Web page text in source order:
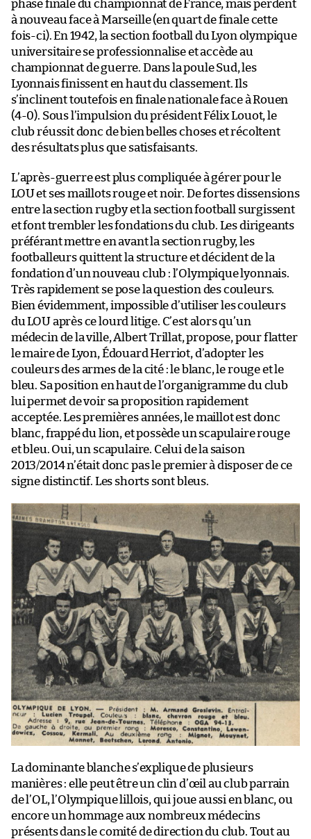
phase finale du championnat de France, mais perdent
à nouveau face à Marseille (en quart de finale cette
fois-ci). En 1942, la section football du Lyon olympique
universitaire se professionnalise et accède au
championnat de guerre. Dans la poule Sud, les
Lyonnais finissent en haut du classement. Ils
s’inclinent toutefois en finale nationale face à Rouen
(4-0). Sous l’impulsion du président Félix Louot, le
club réussit donc de bien belles choses et récoltent
des résultats plus que satisfaisants.
L’après-guerre est plus compliquée à gérer pour le
LOU et ses maillots rouge et noir. De fortes dissensions
entre la section rugby et la section football surgissent
et font trembler les fondations du club. Les dirigeants
préférant mettre en avant la section rugby, les
footballeurs quittent la structure et décident de la
fondation d’un nouveau club : l’Olympique lyonnais.
Très rapidement se pose la question des couleurs.
Bien évidemment, impossible d’utiliser les couleurs
du LOU après ce lourd litige. C’est alors qu’un
médecin de la ville, Albert Trillat, propose, pour flatter
le maire de Lyon, Édouard Herriot, d’adopter les
couleurs des armes de la cité : le blanc, le rouge et le
bleu. Sa position en haut de l’organigramme du club
lui permet de voir sa proposition rapidement
acceptée. Les premières années, le maillot est donc
blanc, frappé du lion, et possède un scapulaire rouge
et bleu. Oui, un scapulaire. Celui de la saison
2013/2014 n’était donc pas le premier à disposer de ce
signe distinctif. Les shorts sont bleus.
La dominante blanche s’explique de plusieurs
manières : elle peut être un clin d’œil au club parrain
de l’OL, l’Olympique lillois, qui joue aussi en blanc, ou
encore un hommage aux nombreux médecins
présents dans le comité de direction du club. Tout au